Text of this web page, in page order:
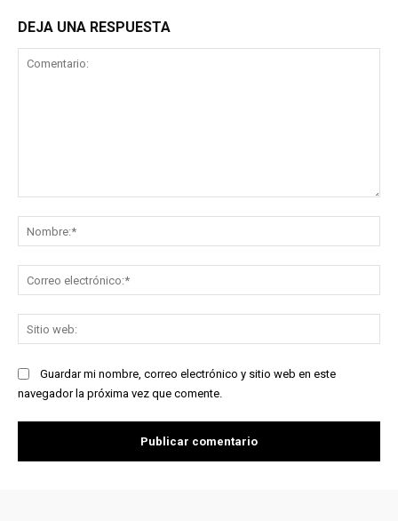
DEJA UNA RESPUESTA
Guardar mi nombre, correo electrónico y sitio web en este
navegador la próxima vez que comente.